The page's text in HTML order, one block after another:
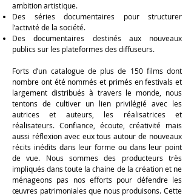
ambition artistique.
Des séries documentaires pour structurer
l’activité de la société.
Des documentaires destinés aux nouveaux
publics sur les plateformes des diffuseurs.
Forts d’un catalogue de plus de 150 films dont
nombre ont été nommés et primés en festivals et
largement distribués à travers le monde, nous
tentons de cultiver un lien privilégié avec les
autrices et auteurs, les réalisatrices et
réalisateurs. Confiance, écoute, créativité mais
aussi réflexion avec eux tous autour de nouveaux
récits inédits dans leur forme ou dans leur point
de vue. Nous sommes des producteurs très
impliqués dans toute la chaine de la création et ne
ménageons pas nos efforts pour défendre les
œuvres patrimoniales que nous produisons. Cette